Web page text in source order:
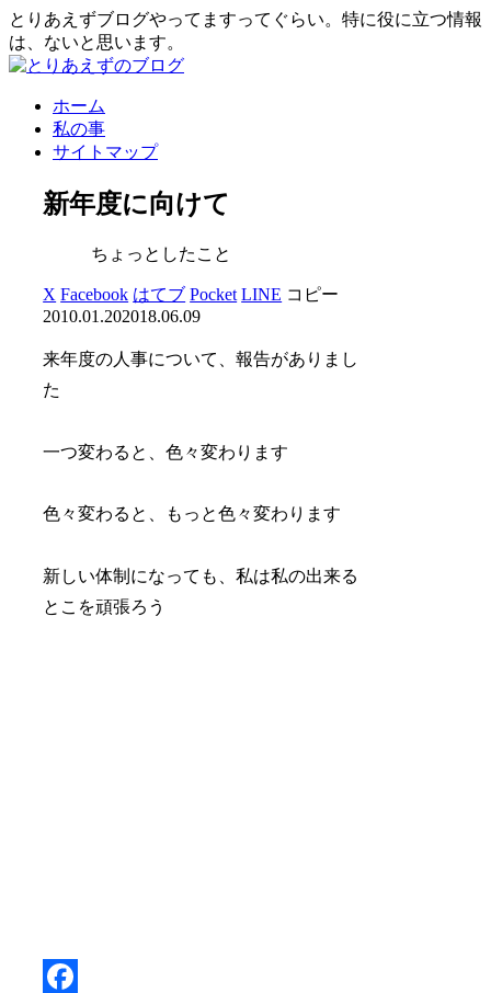
とりあえずブログやってますってぐらい。特に役に立つ情報
は、ないと思います。
ホーム
私の事
サイトマップ
新年度に向けて
ちょっとしたこと
X Facebook はてブ Pocket LINE コピー
2010.01.202018.06.09
来年度の人事について、報告がありまし
た
一つ変わると、色々変わります
色々変わると、もっと色々変わります
新しい体制になっても、私は私の出来る
とこを頑張ろう